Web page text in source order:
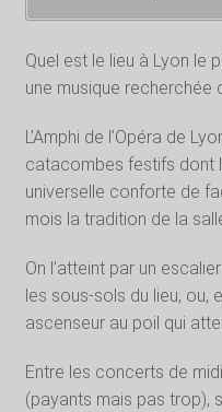
Quel est le lieu à Lyon le
une musique recherchée
L’Amphi de l’Opéra de
catacombes festifs dont
universelle conforte de
mois la tradition de la
On l’atteint par un
les sous-sols du lieu, ou,
ascenseur au poil qui
Entre les concerts de
(payants mais pas trop),